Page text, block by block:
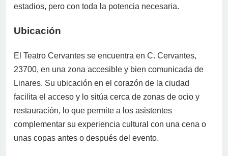
estadios, pero con toda la potencia necesaria.
Ubicación
El Teatro Cervantes se encuentra en C. Cervantes,
23700, en una zona accesible y bien comunicada de
Linares. Su ubicación en el corazón de la ciudad
facilita el acceso y lo sitúa cerca de zonas de ocio y
restauración, lo que permite a los asistentes
complementar su experiencia cultural con una cena o
unas copas antes o después del evento.